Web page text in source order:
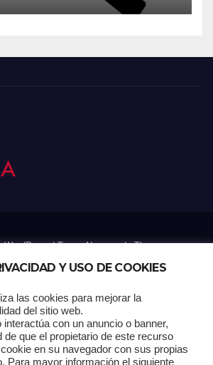
WordPress|Tema: Newsup deThemeansar
RK Contactos Documental Gracias !
Y USO DE COOKIES
las cookies para mejorar la
del sitio web.
con un anuncio o banner,
de que el propietario de este recurso
en su navegador con sus propias
Para mayor información el siguiente